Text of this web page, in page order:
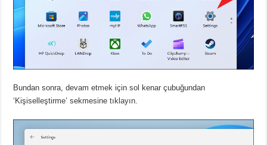
Bundan sonra, devam etmek için sol kenar çubuğundan
‘Kişiselleştirme’ sekmesine tıklayın.